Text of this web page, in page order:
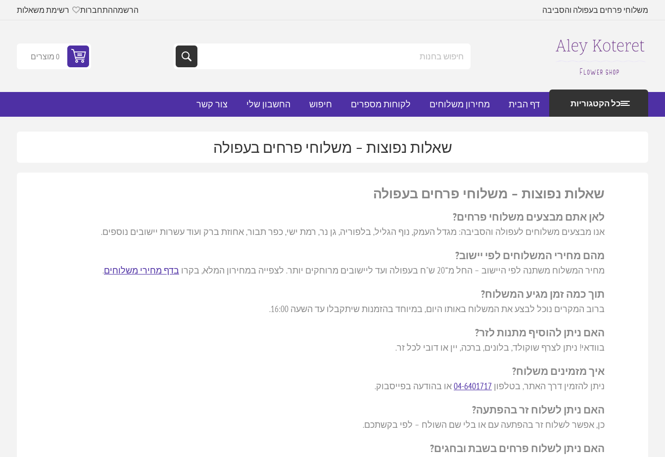
משלוחי פרחים בעפולה והסביבה הרשמההתחברות רשימת משאלות
0 מוצרים
כל הקטגוריות דף הבית מחירון משלוחים לקוחות מספרים חיפוש החשבון שלי צור קשר
שאלות נפוצות – משלוחי פרחים בעפולה
שאלות נפוצות – משלוחי פרחים בעפולה
לאן אתם מבצעים משלוחי פרחים?
אנו מבצעים משלוחים לעפולה והסביבה: מגדל העמק, נוף הגליל, בלפוריה, גן נר, רמת ישי, כפר תבור, אחוזת ברק ועוד עשרות יישובים נוספים.
מהם מחירי המשלוחים לפי יישוב?
מחיר המשלוח משתנה לפי היישוב – החל מ־20 ש"ח בעפולה ועד ליישובים מרוחקים יותר. לצפייה במחירון המלא, בקרו בדף מחירי משלוחים.
תוך כמה זמן מגיע המשלוח?
ברוב המקרים נוכל לבצע את המשלוח באותו היום, במיוחד בהזמנות שיתקבלו עד השעה 16:00.
האם ניתן להוסיף מתנות לזר?
בוודאי! ניתן לצרף שוקולד, בלונים, ברכה, יין או דובי לכל זר.
איך מזמינים משלוח?
ניתן להזמין דרך האתר, בטלפון 04-6401717או בהודעה בפייסבוק.
האם ניתן לשלוח זר בהפתעה?
כן, אפשר לשלוח זר בהפתעה עם או בלי שם השולח – לפי בקשתכם.
האם ניתן לשלוח פרחים בשבת ובחגים?